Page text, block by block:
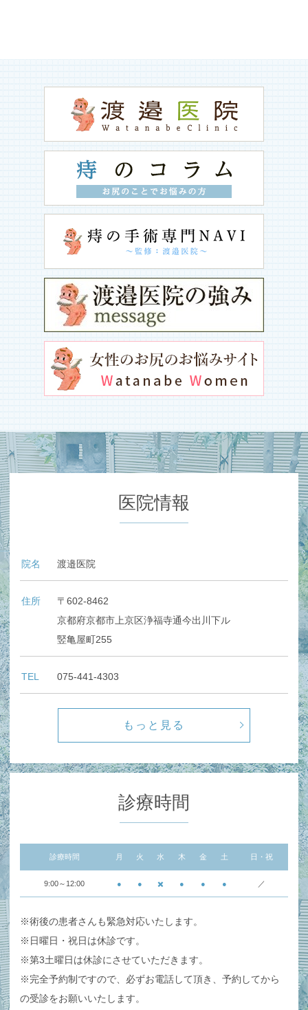
医院情報
院名 渡邉医院
住所
〒602-8462
京都府京都市上京区浄福寺通今出川下ル
竪亀屋町255
TEL 075-441-4303
もっと見る
診療時間
診療時間 月 火 水 木 金 土 日・祝
9:00～12:00 ● ● ✖️ ● ● ● ／
※術後の患者さんも緊急対応いたします。
※日曜日・祝日は休診です。
※第3土曜日は休診にさせていただきます。
※完全予約制ですので、必ずお電話して頂き、予約してから
の受診をお願いいたします。